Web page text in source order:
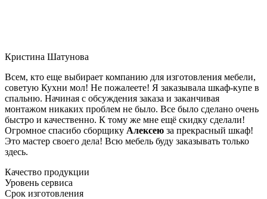
Кристина Шатунова
Всем, кто еще выбирает компанию для изготовления мебели,
советую Кухни мол! Не пожалеете! Я заказывала шкаф-купе в
спальню. Начиная с обсуждения заказа и заканчивая
монтажом никаких проблем не было. Все было сделано очень
быстро и качественно. К тому же мне ещё скидку сделали!
Огромное спасибо сборщику Алексею за прекрасный шкаф!
Это мастер своего дела! Всю мебель буду заказывать только
здесь.
Качество продукции
Уровень сервиса
Срок изготовления